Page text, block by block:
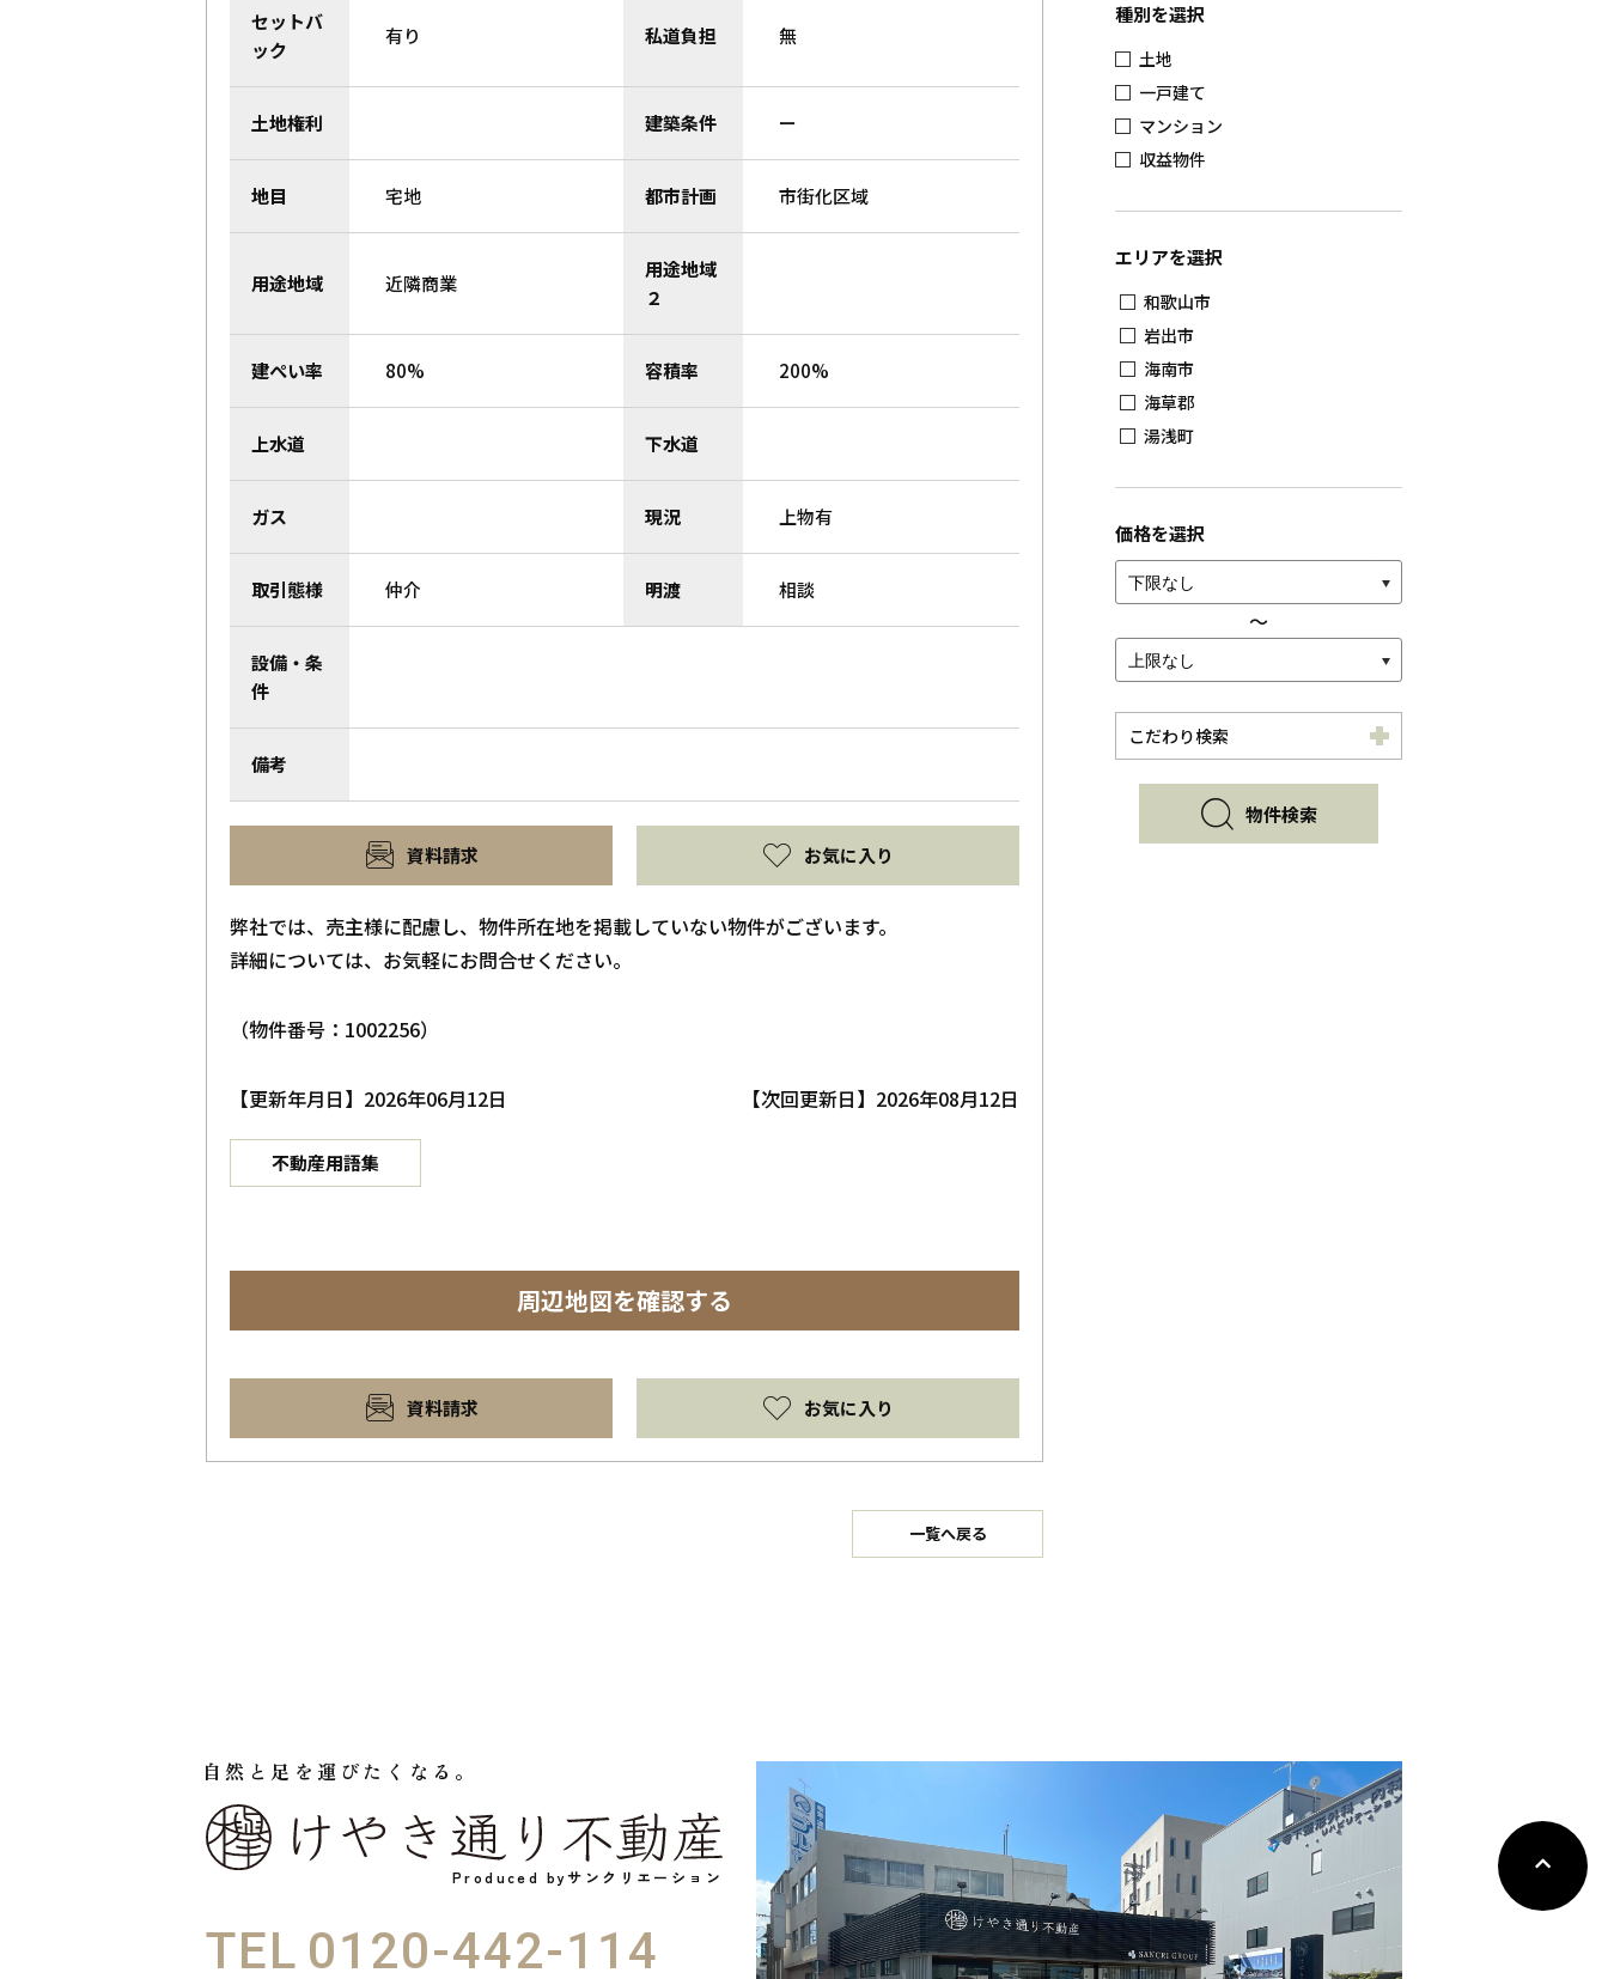
セットバ
ック
有り 私道負担 無
土地権利 建築条件 ー
地目 宅地 都市計画 市街化区域
用途地域 近隣商業
用途地域
２
建ぺい率 80% 容積率 200%
上水道 下水道
ガス 現況 上物有
取引態様 仲介 明渡 相談
設備・条
件
備考
資料請求 お気に入り
弊社では、売主様に配慮し、物件所在地を掲載していない物件がございます。
詳細については、お気軽にお問合せください。
（物件番号：1002256）
【更新年月日】2026年06月12日 【次回更新日】2026年08月12日
不動産用語集
周辺地図を確認する
資料請求 お気に入り
一覧へ戻る
種別を選択
土地
一戸建て
マンション
収益物件
エリアを選択
和歌山市
岩出市
海南市
海草郡
湯浅町
価格を選択
〜
こだわり検索
物件検索
自然と足を運びたくなる。
Produced byサンクリエーション
TEL 0120-442-114